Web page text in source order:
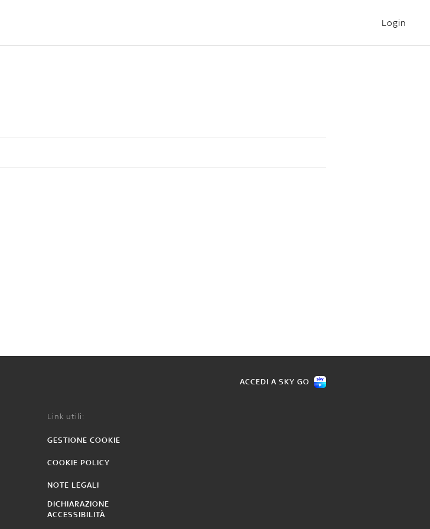
Login
ACCEDI A SKY GO
Link utili:
GESTIONE COOKIE
COOKIE POLICY
NOTE LEGALI
DICHIARAZIONE
ACCESSIBILITÀ